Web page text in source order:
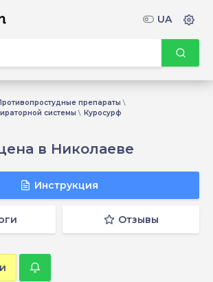
препараты
системы
Куросурф
в Николаеве
Инструкция
Отзывы
UA